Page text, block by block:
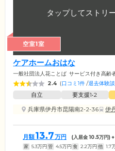
空室1室
ケアホームおはな
一般社団法人花ことば サービス付き高齢
2.4 (口コミ1件 /退去体験
自立 要支援1•2
兵庫県伊丹市昆陽南2-2-36
伊
月額13.7万円 (入居金10.5万円)
家 5.3万円 管 4.5万円 食 2.2万円 他 1.7